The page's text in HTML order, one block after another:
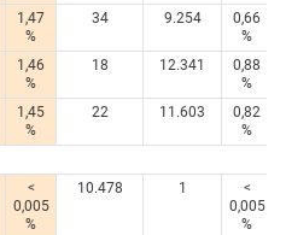
1,47
%
34 9.254
0,66
%
1,46
%
18 12.341
0,88
%
1,45
%
22 11.603
0,82
%
<
0,005
%
10.478 1
<
0,005
%